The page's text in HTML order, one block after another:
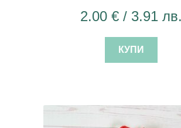
2.00 € / 3.91 лв.
КУПИ